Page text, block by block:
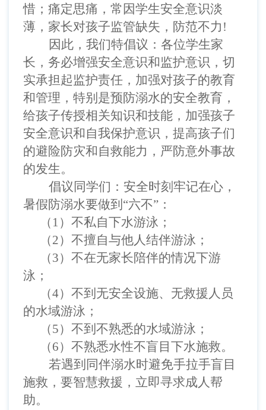
惜 ； 痛定思痛，常因学生安全意识淡
薄，家长对孩子监管缺失，防范不力 !
因此，我们特倡议 ： 各位学生家
长，务必增强安全意识和监护意识，切
实承担起监护责任，加强对孩子的教育
和管理，特别是预防溺水的安全教育，
给孩子传授相关知识和技能，加强孩子
安全意识和自我保护意识，提高孩子们
的避险防灾和自救能力，严防意外事故
的发生。
倡议同学们：安全时刻牢记在心，
暑假防溺水要做到 “六不”：
（ 1 ） 不私自下水游泳 ；
（2） 不擅自与他人结伴游泳 ；
（3） 不在无家长陪伴的情况下游
泳 ；
（4） 不到无安全设施、无救援人员
的水域游泳 ；
（5） 不到不熟悉的水域游泳 ；
（6） 不熟悉水性不盲目下水施救。
若遇到同伴溺水时避免手拉手盲目
施救，要智慧救援，立即寻求成人帮
助。